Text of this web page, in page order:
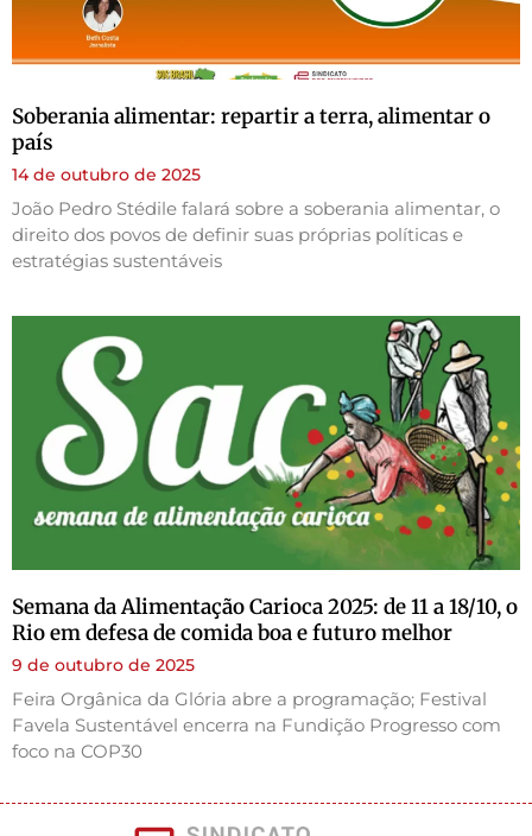
Soberania alimentar: repartir a terra, alimentar o
país
14 de outubro de 2025
João Pedro Stédile falará sobre a soberania alimentar, o
direito dos povos de definir suas próprias políticas e
estratégias sustentáveis
Semana da Alimentação Carioca 2025: de 11 a 18/10, o
Rio em defesa de comida boa e futuro melhor
9 de outubro de 2025
Feira Orgânica da Glória abre a programação; Festival
Favela Sustentável encerra na Fundição Progresso com
foco na COP30